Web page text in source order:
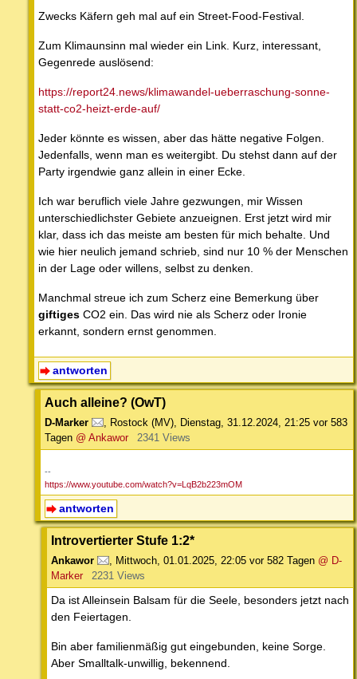
Zwecks Käfern geh mal auf ein Street-Food-Festival.
Zum Klimaunsinn mal wieder ein Link. Kurz, interessant,
Gegenrede auslösend:
https://report24.news/klimawandel-ueberraschung-sonne-
statt-co2-heizt-erde-auf/
Jeder könnte es wissen, aber das hätte negative Folgen.
Jedenfalls, wenn man es weitergibt. Du stehst dann auf der
Party irgendwie ganz allein in einer Ecke.
Ich war beruflich viele Jahre gezwungen, mir Wissen
unterschiedlichster Gebiete anzueignen. Erst jetzt wird mir
klar, dass ich das meiste am besten für mich behalte. Und
wie hier neulich jemand schrieb, sind nur 10 % der Menschen
in der Lage oder willens, selbst zu denken.
Manchmal streue ich zum Scherz eine Bemerkung über
giftiges CO2 ein. Das wird nie als Scherz oder Ironie
erkannt, sondern ernst genommen.
antworten
Auch alleine? (OwT)
D-Marker , Rostock (MV), Dienstag, 31.12.2024, 21:25 vor 583
Tagen @ Ankawor 2341 Views
--
https://www.youtube.com/watch?v=LqB2b223mOM
antworten
Introvertierter Stufe 1:2*
Ankawor , Mittwoch, 01.01.2025, 22:05 vor 582 Tagen @ D-
Marker
2231 Views
Da ist Alleinsein Balsam für die Seele, besonders jetzt nach
den Feiertagen.
Bin aber familienmäßig gut eingebunden, keine Sorge.
Aber Smalltalk-unwillig, bekennend.